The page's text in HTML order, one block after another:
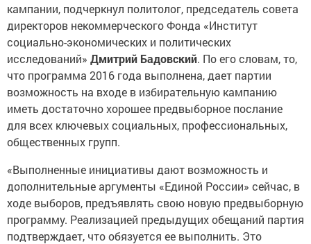
кампании, подчеркнул политолог, председатель совета
директоров некоммерческого Фонда «Институт
социально-экономических и политических
исследований» Дмитрий Бадовский. По его словам, то,
что программа 2016 года выполнена, дает партии
возможность на входе в избирательную кампанию
иметь достаточно хорошее предвыборное послание
для всех ключевых социальных, профессиональных,
общественных групп.
«Выполненные инициативы дают возможность и
дополнительные аргументы «Единой России» сейчас, в
ходе выборов, предъявлять свою новую предвыборную
программу. Реализацией предыдущих обещаний партия
подтверждает, что обязуется ее выполнить. Это